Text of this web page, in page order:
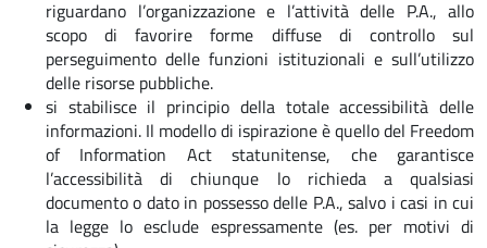
riguardano l’organizzazione e l’attività delle P.A., allo
scopo di favorire forme diffuse di controllo sul
perseguimento delle funzioni istituzionali e sull’utilizzo
delle risorse pubbliche.
si stabilisce il principio della totale accessibilità delle
informazioni. Il modello di ispirazione è quello del Freedom
of Information Act statunitense, che garantisce
l’accessibilità di chiunque lo richieda a qualsiasi
documento o dato in possesso delle P.A., salvo i casi in cui
la legge lo esclude espressamente (es. per motivi di